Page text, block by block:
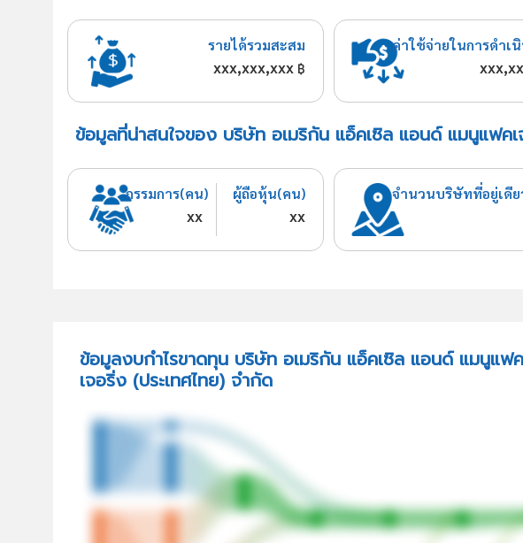
รายได้รวมสะสม
xxx,xxx,xxx ฿
ค่าใช้จ่ายในการดำเ
ข้อมูลที่น่าสนใจของ บริษัท อเมริกัน แอ็คเซิล แอนด์ แมนูแฟคเ
กรรมการ(คน)
xx
ผู้ถือหุ้น(คน)
xx
จำนวนบริษัทที่อยู่เดี
ข้อมูลงบกำไรขาดทุน บริษัท อเมริกัน แอ็คเซิล แอนด์ แมนูแฟค
เจอริ่ง (ประเทศไทย) จำกัด